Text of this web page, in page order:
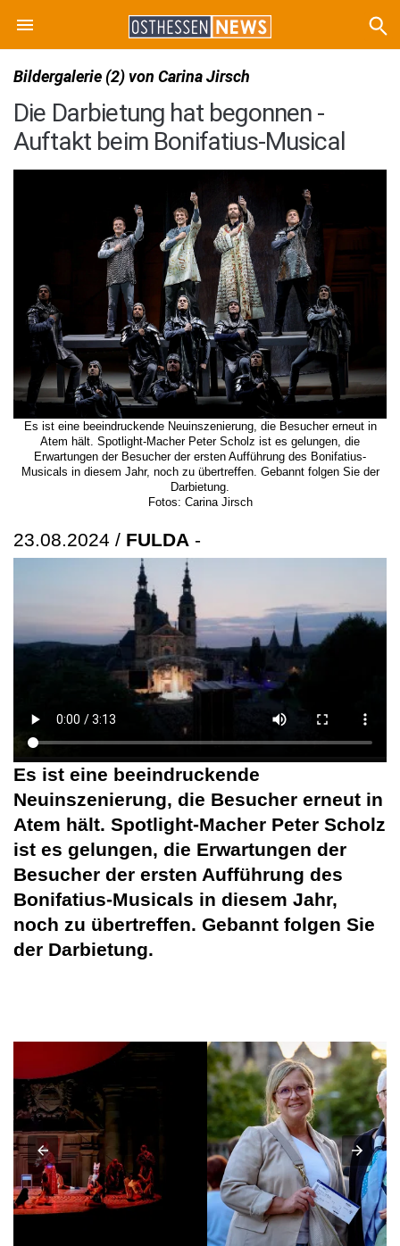
Bildergalerie (2) von Carina Jirsch
Die Darbietung hat begonnen -
Auftakt beim Bonifatius-Musical
Es ist eine beeindruckende Neuinszenierung, die Besucher erneut in
Atem hält. Spotlight-Macher Peter Scholz ist es gelungen, die
Erwartungen der Besucher der ersten Aufführung des Bonifatius-
Musicals in diesem Jahr, noch zu übertreffen. Gebannt folgen Sie der
Darbietung.
Fotos: Carina Jirsch
23.08.2024 / FULDA -
Es ist eine beeindruckende
Neuinszenierung, die Besucher erneut in
Atem hält. Spotlight-Macher Peter Scholz
ist es gelungen, die Erwartungen der
Besucher der ersten Aufführung des
Bonifatius-Musicals in diesem Jahr,
noch zu übertreffen. Gebannt folgen Sie
der Darbietung.